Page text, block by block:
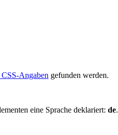
Angaben gefunden werden.
eine Sprache deklariert: de.